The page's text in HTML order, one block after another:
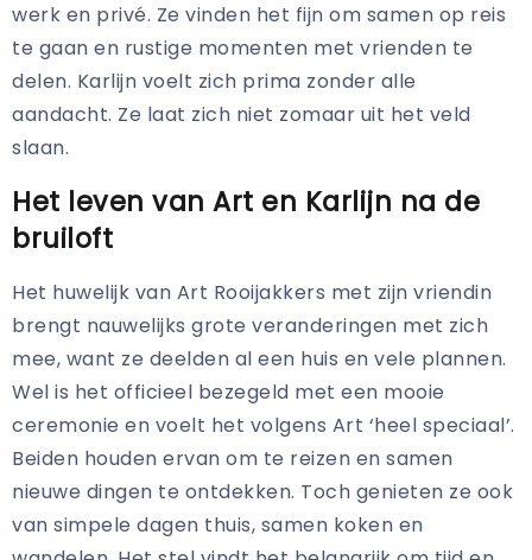
werk en privé. Ze vinden het fijn om samen op reis
te gaan en rustige momenten met vrienden te
delen. Karlijn voelt zich prima zonder alle
aandacht. Ze laat zich niet zomaar uit het veld
slaan.
Het leven van Art en Karlijn na de
bruiloft
Het huwelijk van Art Rooijakkers met zijn vriendin
brengt nauwelijks grote veranderingen met zich
mee, want ze deelden al een huis en vele plannen.
Wel is het officieel bezegeld met een mooie
ceremonie en voelt het volgens Art ‘heel speciaal’.
Beiden houden ervan om te reizen en samen
nieuwe dingen te ontdekken. Toch genieten ze ook
van simpele dagen thuis, samen koken en